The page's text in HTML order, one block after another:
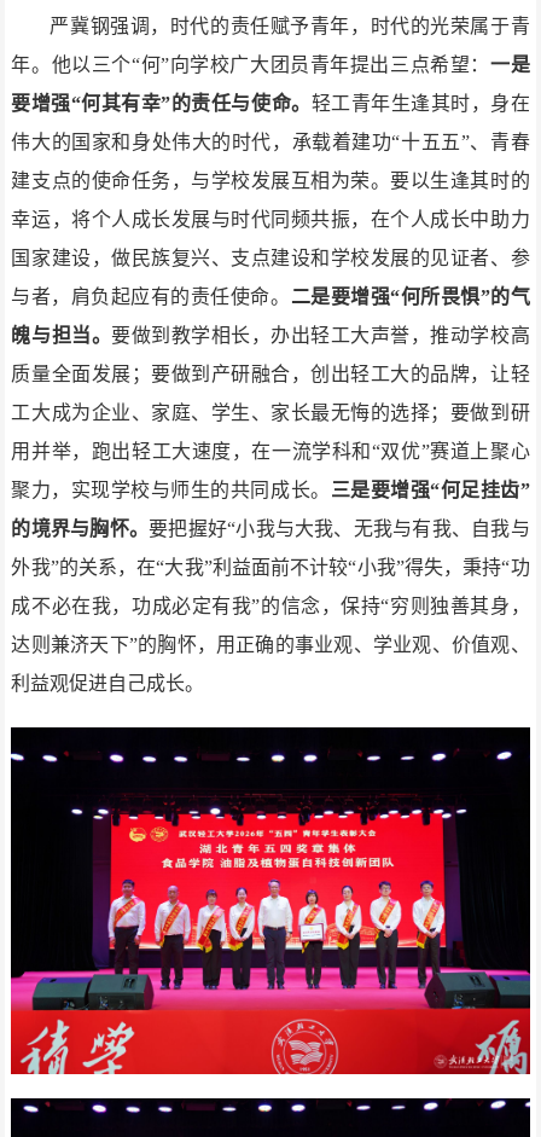
严冀钢强调，时代的责任赋予青年，时代的光荣属于青
年。他以三个“何”向学校广大团员青年提出三点希望： 一是
要增强“何其有幸”的责任与使命。 轻工青年生逢其时，身在
伟大的国家和身处伟大的时代，承载着建功“十五五”、青春
建支点的使命任务，与学校发展互相为荣。要以生逢其时的
幸运，将个人成长发展与时代同频共振，在个人成长中助力
国家建设，做民族复兴、支点建设和学校发展的见证者、参
与者，肩负起应有的责任使命。 二是要增强“何所畏惧”的气
魄与担当。要做到教学相长，办出轻工大声誉，推动学校高
质量全面发展；要做到产研融合，创出轻工大的品牌，让轻
工大成为企业、家庭、学生、家长最无悔的选择；要做到研
用并举，跑出轻工大速度，在一流学科和“双优”赛道上聚心
聚力，实现学校与师生的共同成长。 三是要增强“何足挂齿”
的境界与胸怀。要把握好“小我与大我、无我与有我、自我与
外我”的关系，在“大我”利益面前不计较“小我”得失，秉持“功
成不必在我，功成必定有我”的信念，保持“穷则独善其身，
达则兼济天下”的胸怀，用正确的事业观、学业观、价值观、
利益观促进自己成长。